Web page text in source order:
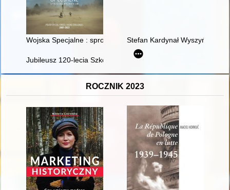
Wojska Specjalne : sprostać wyzwaniom = Polish Special
Stefan Kardynał Wyszyński :
Jubileusz 120-lecia Szkoły Podstawowej nr 17 im. Kurierów
ROCZNIK 2023